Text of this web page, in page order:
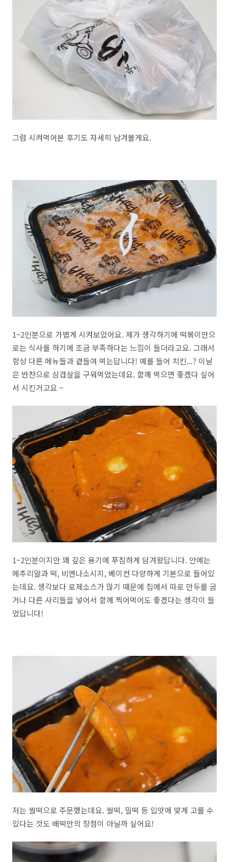
그럼 시켜먹어본 후기도 자세히 남겨볼게요.
1~2인분으로 가볍게 시켜보았어요. 제가 생각하기에 떡볶이만으
로는 식사를 하기에 조금 부족하다는 느낌이 들더라고요. 그래서
항상 다른 메뉴들과 곁들여 먹는답니다! 예를 들어 치킨...? 이날
은 반찬으로 삼겹살을 구워먹었는데요. 함께 먹으면 좋겠다 싶어
서 시킨거고요 ~
1~2인분이지만 꽤 깊은 용기에 푸짐하게 담겨왔답니다. 안에는
메추리알과 떡, 비엔나소시지, 베이컨 다양하게 기본으로 들어있
는데요. 생각보다 로제소스가 많기 때문에 집에서 따로 만두를 굽
거나 다른 사리들을 넣어서 함께 찍어먹어도 좋겠다는 생각이 들
었답니다!
저는 쌀떡으로 주문했는데요. 쌀떡, 밀떡 등 입맛에 맞게 고를 수
있다는 것도 배떡만의 장점이 아닐까 싶어요!